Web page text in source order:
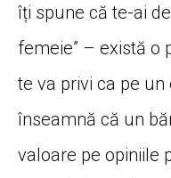
îți spune că te-ai
femeie” – există o
te va privi ca pe
înseamnă că un
valoare pe opiniile